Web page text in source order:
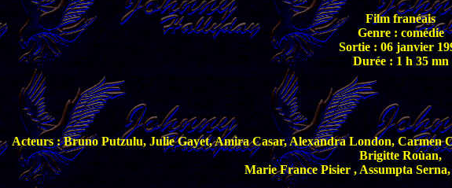
Film franéais
Genre : comédie
Sortie : 06 janvier
Durée : 1 h 35 mn
Acteurs : Bruno Putzulu, Julie Gayet, Amira Casar, Alexandra London,
Brigitte Roùan,
Marie France Pisier , Assumpta